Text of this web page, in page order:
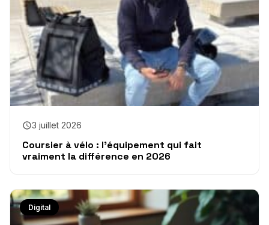
3 juillet 2026
Coursier à vélo : l’équipement qui fait
vraiment la différence en 2026
Digital